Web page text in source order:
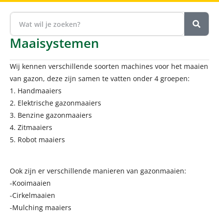
Maaisystemen
Wij kennen verschillende soorten machines voor het maaien
van gazon, deze zijn samen te vatten onder 4 groepen:
1. Handmaaiers
2. Elektrische gazonmaaiers
3. Benzine gazonmaaiers
4. Zitmaaiers
5. Robot maaiers
Ook zijn er verschillende manieren van gazonmaaien:
-Kooimaaien
-Cirkelmaaien
-Mulching maaiers